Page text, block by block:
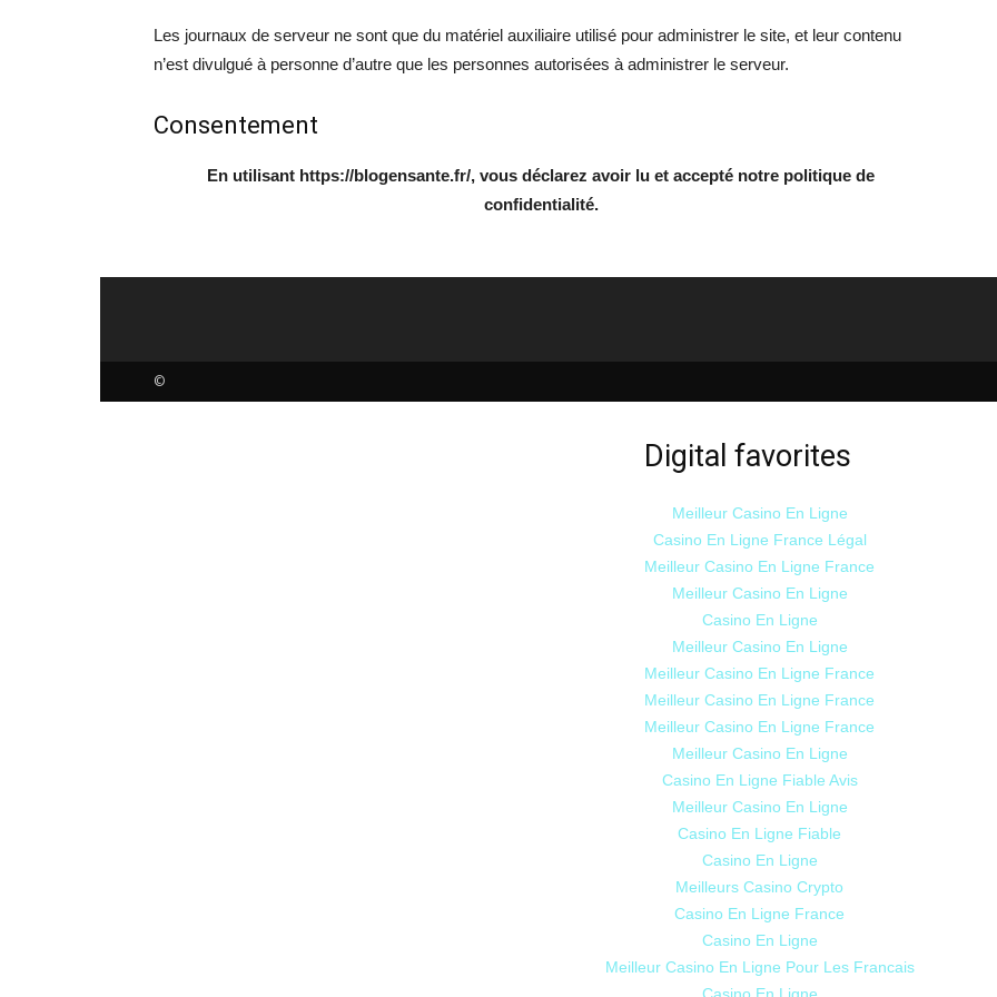
Les journaux de serveur ne sont que du matériel auxiliaire utilisé pour administrer le site, et leur contenu
n’est divulgué à personne d’autre que les personnes autorisées à administrer le serveur.
Consentement
En utilisant https://blogensante.fr/, vous déclarez avoir lu et accepté notre politique de
confidentialité.
©
Digital favorites
Meilleur Casino En Ligne
Casino En Ligne France Légal
Meilleur Casino En Ligne France
Meilleur Casino En Ligne
Casino En Ligne
Meilleur Casino En Ligne
Meilleur Casino En Ligne France
Meilleur Casino En Ligne France
Meilleur Casino En Ligne France
Meilleur Casino En Ligne
Casino En Ligne Fiable Avis
Meilleur Casino En Ligne
Casino En Ligne Fiable
Casino En Ligne
Meilleurs Casino Crypto
Casino En Ligne France
Casino En Ligne
Meilleur Casino En Ligne Pour Les Francais